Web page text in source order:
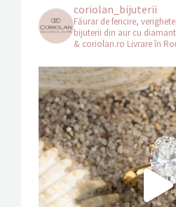
coriolan_bijuterii
Făurar de fericire,
bijuterii din aur cu
& coriolan.ro Livrare în